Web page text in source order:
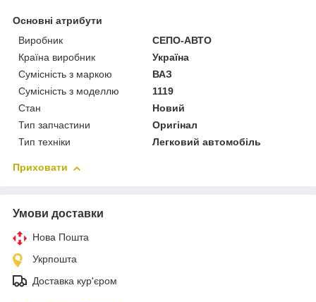
Основні атрибути
Виробник
СЕПО-АВТО
Країна виробник
Україна
Сумісність з маркою
ВАЗ
Сумісність з моделлю
1119
Стан
Новий
Тип запчастини
Оригінал
Тип техніки
Легковий автомобіль
Приховати
Умови доставки
Нова Пошта
Укрпошта
Доставка кур'єром